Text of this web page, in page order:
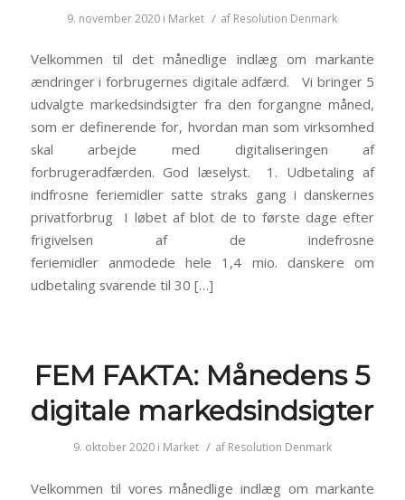
9. november 2020 i Market / af Resolution Denmark
Velkommen til det månedlige indlæg om markante
ændringer i forbrugernes digitale adfærd. Vi bringer 5
udvalgte markedsindsigter fra den forgangne måned,
som er definerende for, hvordan man som virksomhed
skal arbejde med digitaliseringen af
forbrugeradfærden. God læselyst. 1. Udbetaling af
indfrosne feriemidler satte straks gang i danskernes
privatforbrug I løbet af blot de to første dage efter
frigivelsen af de indefrosne
feriemidler anmodede hele 1,4 mio. danskere om
udbetaling svarende til 30 […]
FEM FAKTA: Månedens 5
digitale markedsindsigter
9. oktober 2020 i Market / af Resolution Denmark
Velkommen til vores månedlige indlæg om markante